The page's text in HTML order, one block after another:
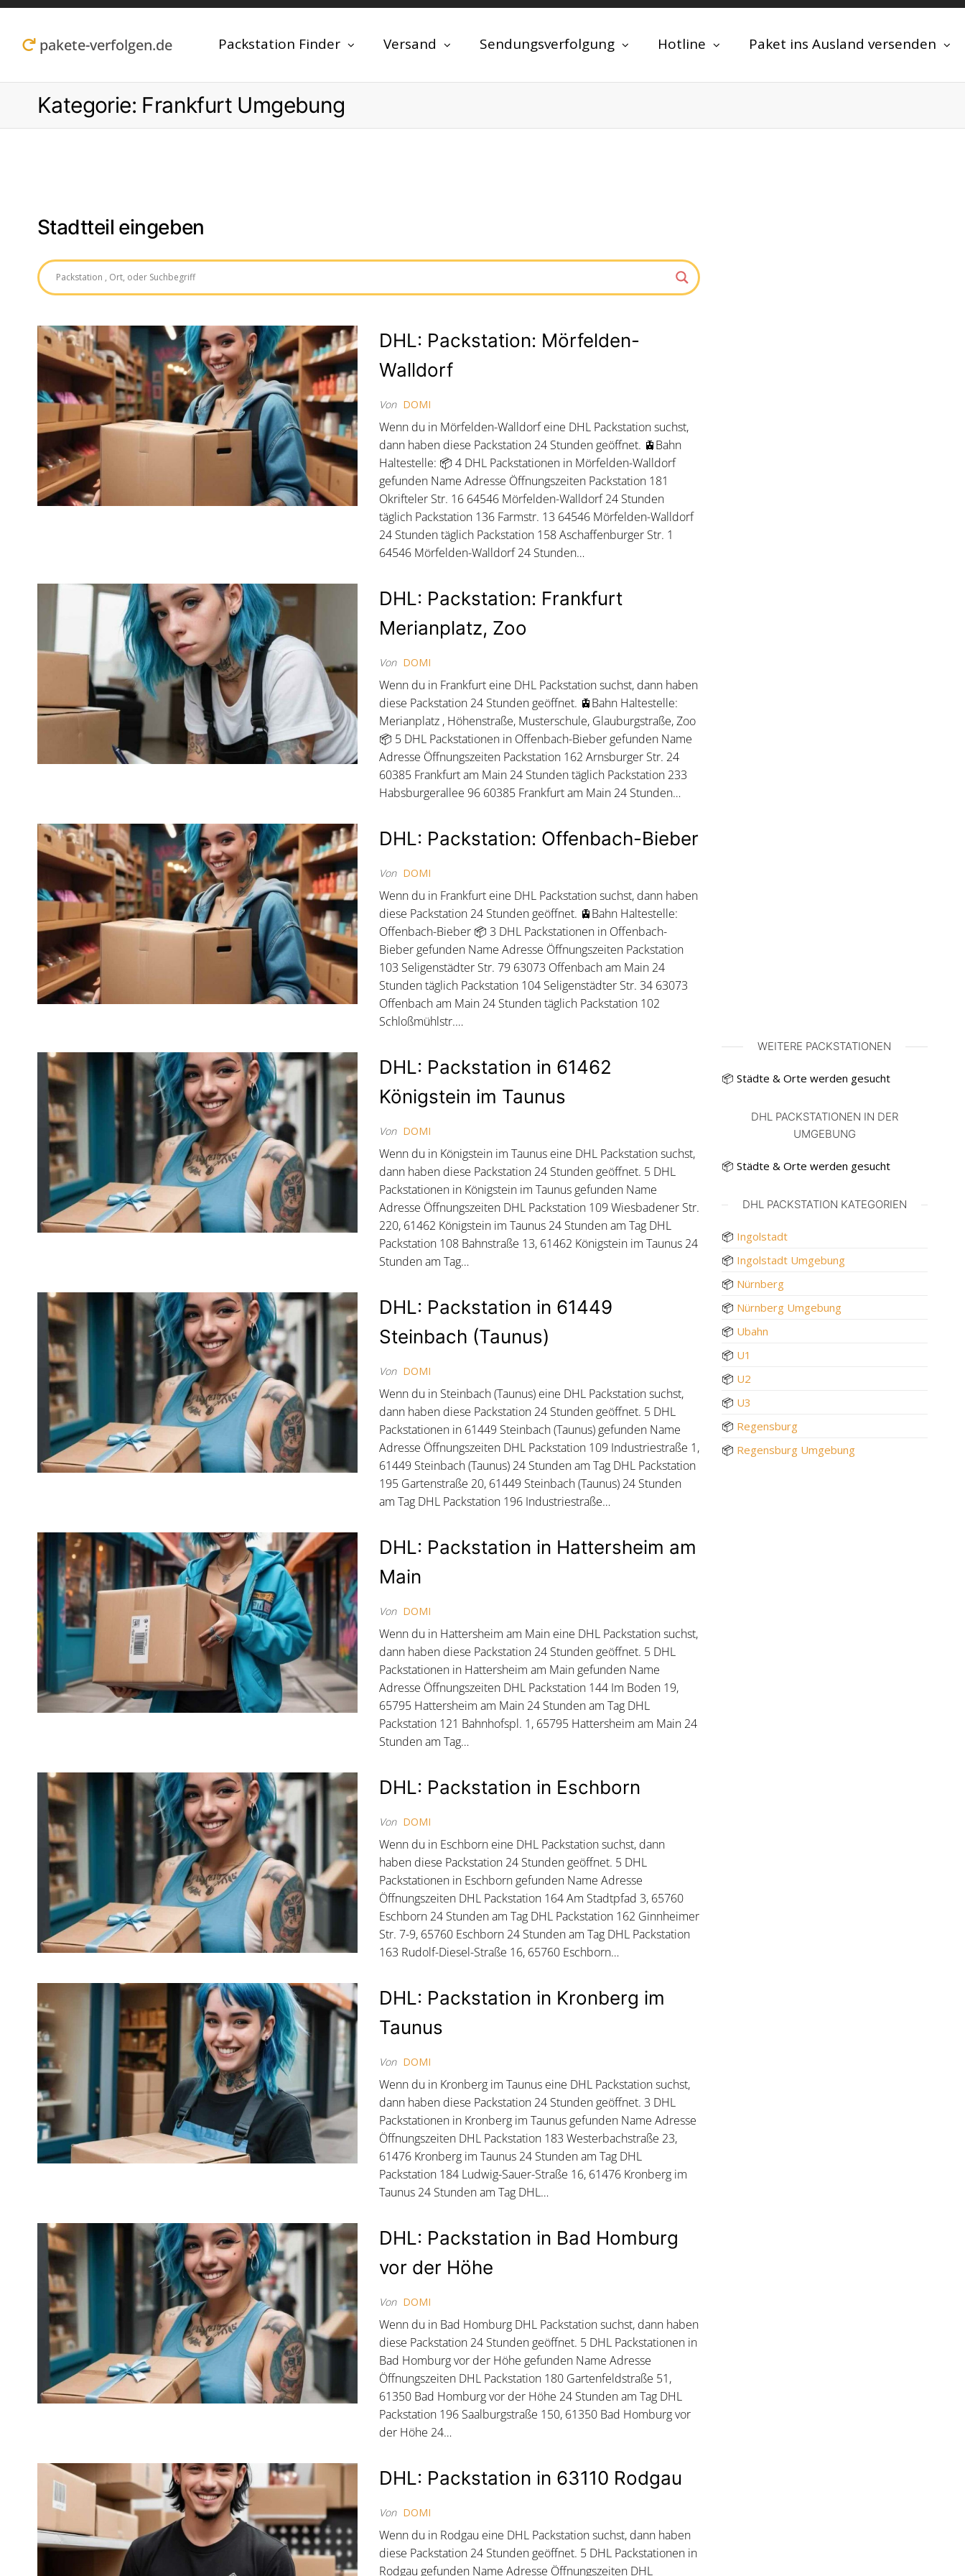
Zum
Inhalt pakete-verfolgen.de Packstation Finder Versand Sendungsverfolgung Hotline Paket ins Ausland versenden
Kategorie: Frankfurt Umgebung
Stadtteil eingeben
DHL: Packstation: Mörfelden-
Walldorf
Von DOMI
Wenn du in Mörfelden-Walldorf eine DHL Packstation suchst,
dann haben diese Packstation 24 Stunden geöffnet. 🚊Bahn
Haltestelle: 📦 4 DHL Packstationen in Mörfelden-Walldorf
gefunden Name Adresse Öffnungszeiten Packstation 181
Okrifteler Str. 16 64546 Mörfelden-Walldorf 24 Stunden
täglich Packstation 136 Farmstr. 13 64546 Mörfelden-Walldorf
24 Stunden täglich Packstation 158 Aschaffenburger Str. 1
64546 Mörfelden-Walldorf 24 Stunden…
DHL: Packstation: Frankfurt
Merianplatz, Zoo
Von DOMI
Wenn du in Frankfurt eine DHL Packstation suchst, dann haben
diese Packstation 24 Stunden geöffnet. 🚊Bahn Haltestelle:
Merianplatz , Höhenstraße, Musterschule, Glauburgstraße, Zoo
📦 5 DHL Packstationen in Offenbach-Bieber gefunden Name
Adresse Öffnungszeiten Packstation 162 Arnsburger Str. 24
60385 Frankfurt am Main 24 Stunden täglich Packstation 233
Habsburgerallee 96 60385 Frankfurt am Main 24 Stunden…
DHL: Packstation: Offenbach-Bieber
Von DOMI
Wenn du in Frankfurt eine DHL Packstation suchst, dann haben
diese Packstation 24 Stunden geöffnet. 🚊Bahn Haltestelle:
Offenbach-Bieber 📦 3 DHL Packstationen in Offenbach-
Bieber gefunden Name Adresse Öffnungszeiten Packstation
103 Seligenstädter Str. 79 63073 Offenbach am Main 24
Stunden täglich Packstation 104 Seligenstädter Str. 34 63073
Offenbach am Main 24 Stunden täglich Packstation 102
Schloßmühlstr.…
DHL: Packstation in 61462
Königstein im Taunus
Von DOMI
Wenn du in Königstein im Taunus eine DHL Packstation suchst,
dann haben diese Packstation 24 Stunden geöffnet. 5 DHL
Packstationen in Königstein im Taunus gefunden Name
Adresse Öffnungszeiten DHL Packstation 109 Wiesbadener Str.
220, 61462 Königstein im Taunus 24 Stunden am Tag DHL
Packstation 108 Bahnstraße 13, 61462 Königstein im Taunus 24
Stunden am Tag…
DHL: Packstation in 61449
Steinbach (Taunus)
Von DOMI
Wenn du in Steinbach (Taunus) eine DHL Packstation suchst,
dann haben diese Packstation 24 Stunden geöffnet. 5 DHL
Packstationen in 61449 Steinbach (Taunus) gefunden Name
Adresse Öffnungszeiten DHL Packstation 109 Industriestraße 1,
61449 Steinbach (Taunus) 24 Stunden am Tag DHL Packstation
195 Gartenstraße 20, 61449 Steinbach (Taunus) 24 Stunden
am Tag DHL Packstation 196 Industriestraße…
DHL: Packstation in Hattersheim am
Main
Von DOMI
Wenn du in Hattersheim am Main eine DHL Packstation suchst,
dann haben diese Packstation 24 Stunden geöffnet. 5 DHL
Packstationen in Hattersheim am Main gefunden Name
Adresse Öffnungszeiten DHL Packstation 144 Im Boden 19,
65795 Hattersheim am Main 24 Stunden am Tag DHL
Packstation 121 Bahnhofspl. 1, 65795 Hattersheim am Main 24
Stunden am Tag…
DHL: Packstation in Eschborn
Von DOMI
Wenn du in Eschborn eine DHL Packstation suchst, dann
haben diese Packstation 24 Stunden geöffnet. 5 DHL
Packstationen in Eschborn gefunden Name Adresse
Öffnungszeiten DHL Packstation 164 Am Stadtpfad 3, 65760
Eschborn 24 Stunden am Tag DHL Packstation 162 Ginnheimer
Str. 7-9, 65760 Eschborn 24 Stunden am Tag DHL Packstation
163 Rudolf-Diesel-Straße 16, 65760 Eschborn…
DHL: Packstation in Kronberg im
Taunus
Von DOMI
Wenn du in Kronberg im Taunus eine DHL Packstation suchst,
dann haben diese Packstation 24 Stunden geöffnet. 3 DHL
Packstationen in Kronberg im Taunus gefunden Name Adresse
Öffnungszeiten DHL Packstation 183 Westerbachstraße 23,
61476 Kronberg im Taunus 24 Stunden am Tag DHL
Packstation 184 Ludwig-Sauer-Straße 16, 61476 Kronberg im
Taunus 24 Stunden am Tag DHL…
DHL: Packstation in Bad Homburg
vor der Höhe
Von DOMI
Wenn du in Bad Homburg DHL Packstation suchst, dann haben
diese Packstation 24 Stunden geöffnet. 5 DHL Packstationen in
Bad Homburg vor der Höhe gefunden Name Adresse
Öffnungszeiten DHL Packstation 180 Gartenfeldstraße 51,
61350 Bad Homburg vor der Höhe 24 Stunden am Tag DHL
Packstation 196 Saalburgstraße 150, 61350 Bad Homburg vor
der Höhe 24…
DHL: Packstation in 63110 Rodgau
Von DOMI
Wenn du in Rodgau eine DHL Packstation suchst, dann haben
diese Packstation 24 Stunden geöffnet. 5 DHL Packstationen in
Rodgau gefunden Name Adresse Öffnungszeiten DHL
WEITERE PACKSTATIONEN
📦 Städte & Orte werden gesucht
DHL PACKSTATIONEN IN DER
UMGEBUNG
📦 Städte & Orte werden gesucht
DHL PACKSTATION KATEGORIEN
📦 Ingolstadt
📦 Ingolstadt Umgebung
📦 Nürnberg
📦 Nürnberg Umgebung
📦 Ubahn
📦 U1
📦 U2
📦 U3
📦 Regensburg
📦 Regensburg Umgebung